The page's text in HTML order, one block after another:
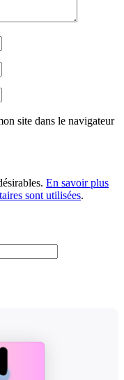
site dans le navigateur
En savoir plus
sont utilisées.